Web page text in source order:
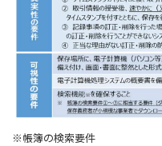
※帳簿の検索要件